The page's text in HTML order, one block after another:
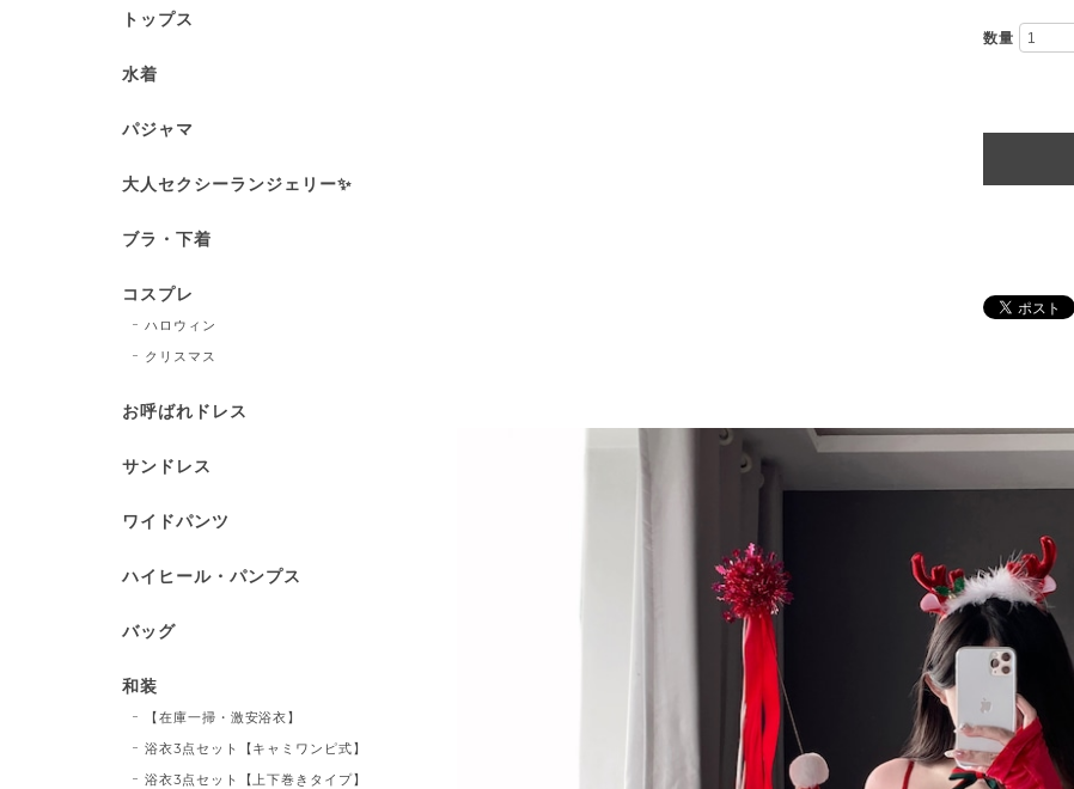
数量
トップス
水着
パジャマ
大人セクシーランジェリー✨
ブラ・下着
コスプレ
ハロウィン
クリスマス
お呼ばれドレス
サンドレス
ワイドパンツ
ハイヒール・パンプス
バッグ
和装
【在庫一掃・激安浴衣】
浴衣3点セット【キャミワンピ式】
浴衣3点セット【上下巻きタイプ】